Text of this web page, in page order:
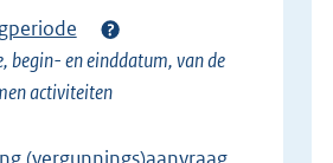
begin- en einddatum, van de
activiteiten